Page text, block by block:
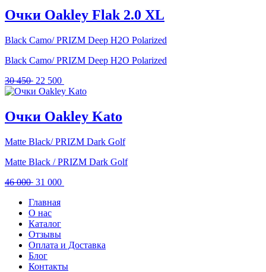
600 .
900 .
Очки Oakley Flak 2.0 XL
Black Camo/ PRIZM Deep H2O Polarized
Black Camo/ PRIZM Deep H2O Polarized
30 450 Первоначальная
цена
450 .
22 500
цена:
500 .
Очки Oakley Kato
Matte Black/ PRIZM Dark Golf
Matte Black / PRIZM Dark Golf
46 000 Первоначальная
составляла
46
000 .
31 000
Главная
О нас
Каталог
Отзывы
Оплата и Доставка
Блог
Контакты